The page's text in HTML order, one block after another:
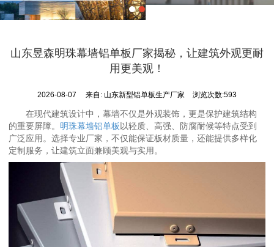
推荐产品
联系我们
山东昱森明珠幕墙铝单板厂家揭秘，让建筑外观更耐
用更美观！
2026-08-07 来自: 山东新型铝单板生产厂家 浏览次数:593
在现代建筑设计中，幕墙不仅是外观装饰，更是保护建筑结构
的重要屏障。 明珠幕墙铝单板以轻质、高强、防腐耐候等特点受到
广泛应用。选择专业厂家，不仅能保证板材质量，还能提供多样化
定制服务，让建筑立面兼顾美观与实用。